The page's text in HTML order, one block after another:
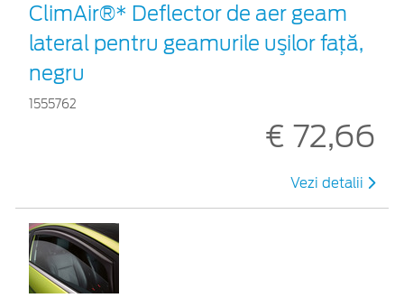
ClimAir®* Deflector de aer geam
lateral pentru geamurile uşilor faţă,
negru
1555762
€ 72,66
Vezi detalii